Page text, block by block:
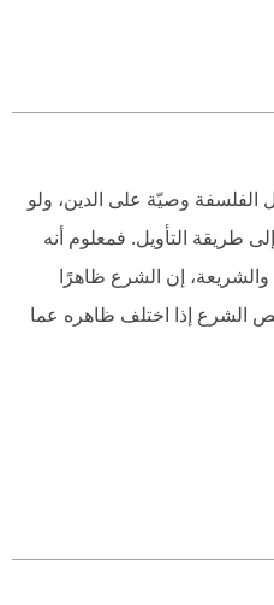
وصيّة على الدين، ولو
طريقة التأويل. فمعلوم أنه
إن الشرع ظاهرًا
الشرع إذا اختلف ظاهره عما